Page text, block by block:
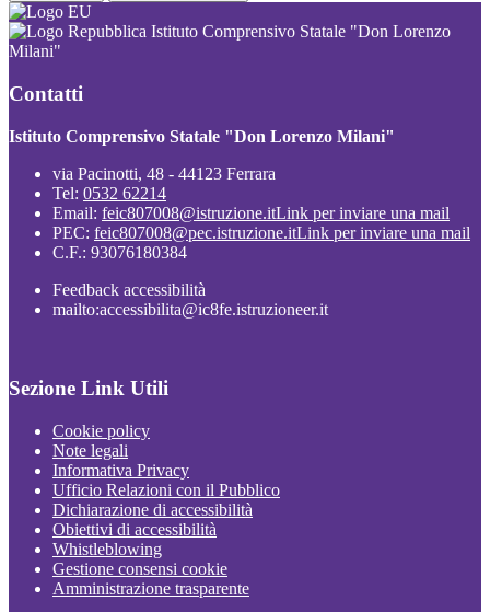
Istituto Comprensivo Statale "Don Lorenzo
Milani"
Contatti
Istituto Comprensivo Statale "Don Lorenzo Milani"
via Pacinotti, 48 - 44123 Ferrara
Tel: 0532 62214
Email: feic807008@istruzione.itLink per inviare una mail
PEC: feic807008@pec.istruzione.itLink per inviare una mail
C.F.: 93076180384
Feedback accessibilità
mailto:accessibilita@ic8fe.istruzioneer.it
Sezione Link Utili
Cookie policy
Note legali
Informativa Privacy
Ufficio Relazioni con il Pubblico
Dichiarazione di accessibilità
Obiettivi di accessibilità
Whistleblowing
Gestione consensi cookie
Amministrazione trasparente